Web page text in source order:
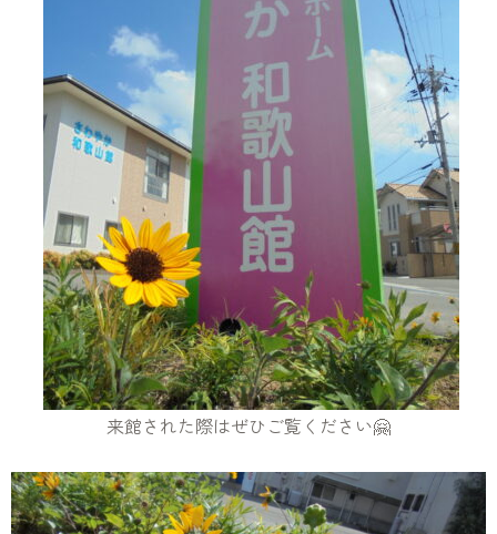
来館された際はぜひご覧ください🤗